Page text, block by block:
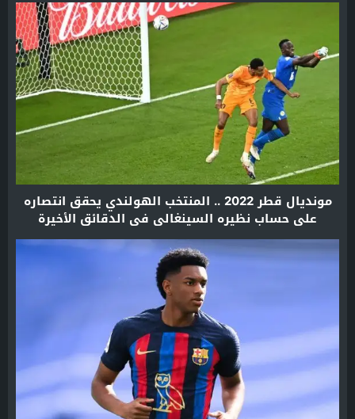
مونديال قطر 2022 .. المنتخب الهولندي يحقق انتصاره
على حساب نظيره السينغالي في الدقائق الأخيرة